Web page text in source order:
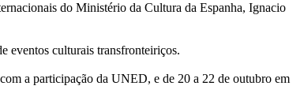
do Ministério da Cultura da Espanha, Ignacio
eventos culturais transfronteiriços.
a participação da UNED, e de 20 a 22 de outubro em